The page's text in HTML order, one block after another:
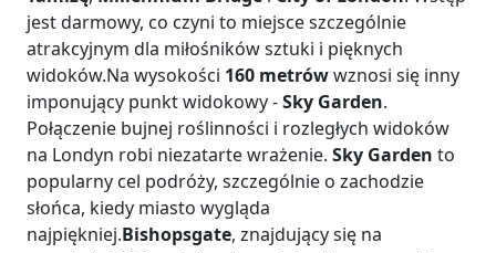
jest darmowy, co czyni to miejsce szczególnie
atrakcyjnym dla miłośników sztuki i pięknych
widoków.Na wysokości 160 metrówwznosi się inny
imponujący punkt widokowy -Sky Garden.
Połączenie bujnej roślinności i rozległych widoków
na Londyn robi niezatarte wrażenie. Sky Garden to
popularny cel podróży, szczególnie o zachodzie
słońca, kiedy miasto wygląda
najpiękniej.Bishopsgate, znajdujący się na